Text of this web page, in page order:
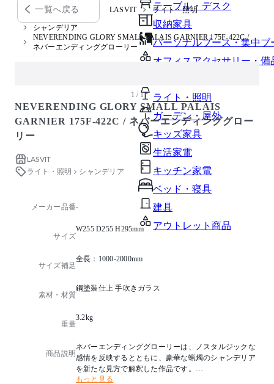
テーブル・デスク
収納家具
パーソナルブース・集中ブ
オフィスアクセサリー・備
ライト・照明
ガーデン・屋外
キッズ家具
生活家電
キッチン家電
ベッド・寝具
建具
アウトレット商品
一覧へ戻る LASVIT ライト・照明
シャンデリア
NEVERENDING GLORY SMALL PALAIS GARNIER 175F-422C /
ネバーエンディンググローリー
1 / 1
NEVERENDING GLORY SMALL PALAIS
GARNIER 175F-422C / ネバーエンディンググロー
リー
LASVIT
ライト・照明
シャンデリア
メーカー品番-
サイズ
W255 D255 H295mm
サイズ補足
全長：1000-2000mm
素材・材質
鋼塗装仕上 手吹きガラス
重量
3.2kg
商品説明
ネバーエンディンググローリーは、ノスタルジックな
感情を反映するとともに、豪華な蝋燭のシャンデリア
を新たな見方で解釈した作品です。
そのフォルムは、世界で最も有名な5つのコンサートホ
もっと見る